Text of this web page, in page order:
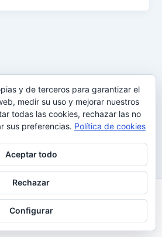
© 2026 Uy Perdón
y de terceros para garantizar el
medir su uso y mejorar nuestros
todas las cookies, rechazar las no
sus preferencias. Política de cookies
Aceptar todo
Rechazar
Configurar